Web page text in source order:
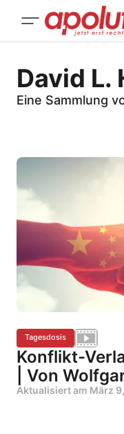
David L.
Eine Sammlung
Tagesdosis
Konflikt-
| Von
Aktualisiert am März